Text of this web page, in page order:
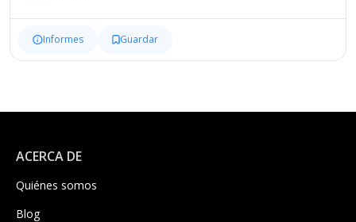
Informes Guardar
ACERCA DE
Quiénes somos
Blog